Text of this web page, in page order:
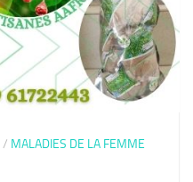
/ MALADIES DE LA FEMME